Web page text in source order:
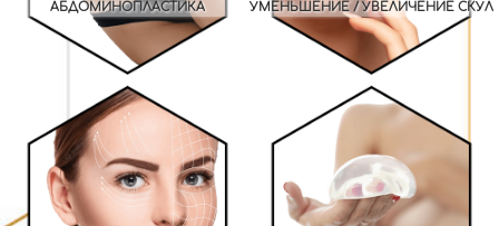
АБДОМИНОПЛАСТИКА УМЕНЬШЕНИЕ / УВЕЛИЧЕНИЕ СКУЛ